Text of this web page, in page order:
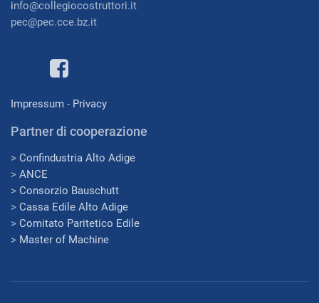
info@collegiocostruttori.it
pec@pec.cce.bz.it
Impressum - Privacy
Partner di cooperazione
> Confindustria Alto Adige
> ANCE
> Consorzio Bauschutt
> Cassa Edile Alto Adige
> Comitato Paritetico Edile
> Master of Machine